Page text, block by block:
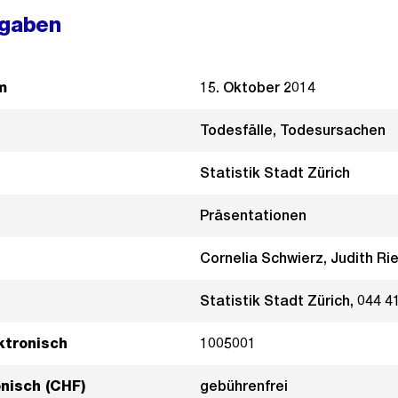
15. Oktober 2014
Todesfälle, Todesursachen
Statistik Stadt Zürich
Präsentationen
Cornelia Schwierz, Judith
Statistik Stadt Zürich, 044
1005001
(CHF) gebührenfrei